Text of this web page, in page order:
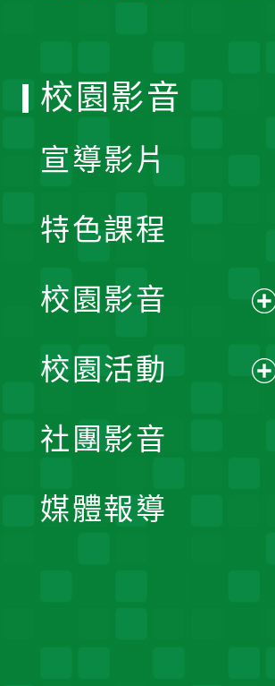
校園影音
宣導影片
特色課程
校園影音
開
校園活動
社團影音
媒體報導